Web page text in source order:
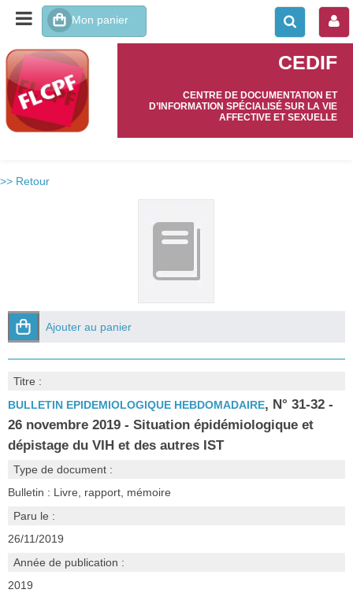
CEDIF
CENTRE DE DOCUMENTATION ET
D’INFORMATION SPÉCIALISÉ SUR LA VIE
AFFECTIVE ET SEXUELLE
>> Retour
Ajouter au panier
Titre :
BULLETIN EPIDEMIOLOGIQUE HEBDOMADAIRE, N° 31-32 -
26 novembre 2019 - Situation épidémiologique et
dépistage du VIH et des autres IST
Type de document :
Bulletin : Livre, rapport, mémoire
Paru le :
26/11/2019
Année de publication :
2019